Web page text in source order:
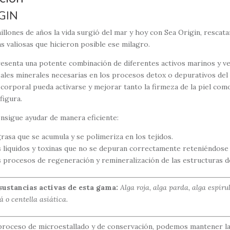
de años la vida surgió del mar y hoy con Sea Origin,
valiosas que hicieron posible ese milagro.
una potente combinación de diferentes activos marinos y
minerales necesarias en los procesos detox o depurativos
pueda activarse y mejorar tanto la firmeza de la piel
ayudar de manera eficiente:
que se acumula y se polimeriza en los tejidos.
líquidos y toxinas que no se depuran correctamente
de regeneración y remineralización de las estructuras
activas de esta gama: Alga roja, alga parda, alga
o centella asiática.
de microestallado y de conservación, podemos mantener